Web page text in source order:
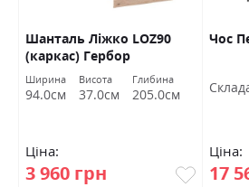
Шанталь Ліжко LOZ90
(каркас) Гербор
Ширина
94.0см
Висота
37.0см
Глибина
205.0см
Ціна:
3 960 грн
Чос
Ціна:
17